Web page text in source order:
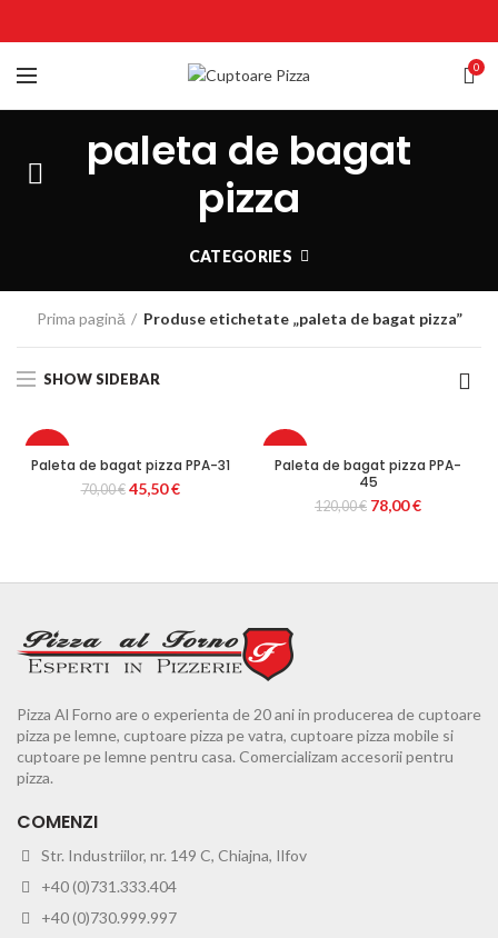
0
paleta de bagat
pizza
CATEGORIES
Prima pagină Produse etichetate „paleta de bagat pizza”
SHOW SIDEBAR
Paleta de bagat pizza PPA-31
70,00€ Prețul
45,50€Prețul
Paleta de bagat pizza PPA-
45
120,00€ Prețul
120,00 €.
78,00€Prețul
Pizza Al Forno are o experienta de 20 ani in producerea de cuptoare
pizza pe lemne, cuptoare pizza pe vatra, cuptoare pizza mobile si
cuptoare pe lemne pentru casa. Comercializam accesorii pentru
pizza.
COMENZI
Str. Industriilor, nr. 149 C, Chiajna, Ilfov
+40 (0)731.333.404
+40 (0)730.999.997